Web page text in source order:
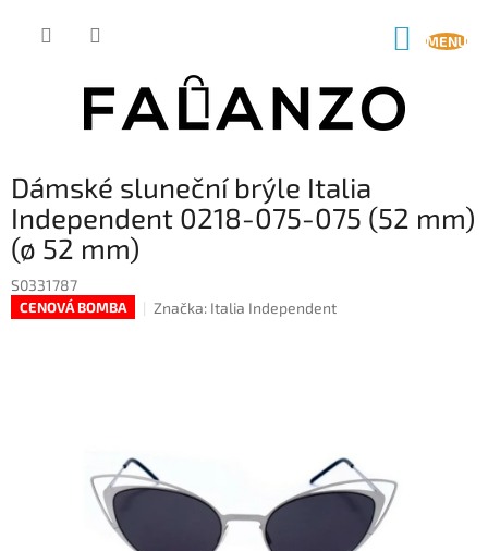
Dámské sluneční brýle Italia
Independent 0218-075-075 (52 mm)
(ø 52 mm)
S0331787
CENOVÁ BOMBA Značka: Italia Independent